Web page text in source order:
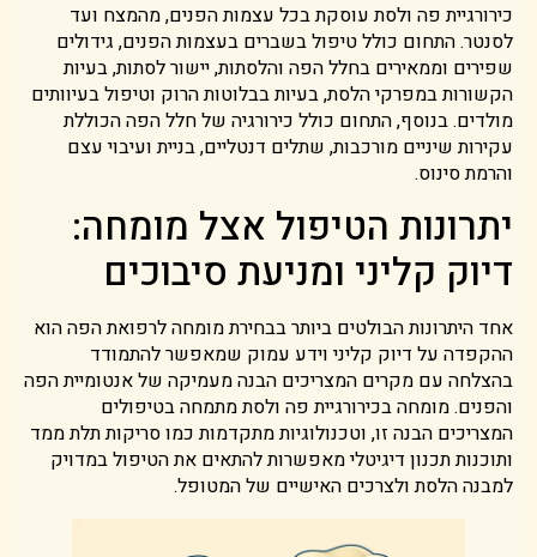
כירורגיית פה ולסת עוסקת בכל עצמות הפנים, מהמצח ועד
לסנטר. התחום כולל טיפול בשברים בעצמות הפנים, גידולים
שפירים וממאירים בחלל הפה והלסתות, יישור לסתות, בעיות
הקשורות במפרקי הלסת, בעיות בבלוטות הרוק וטיפול בעיוותים
מולדים. בנוסף, התחום כולל כירורגיה של חלל הפה הכוללת
עקירות שיניים מורכבות, שתלים דנטליים, בניית ועיבוי עצם
והרמת סינוס.
יתרונות הטיפול אצל מומחה:
דיוק קליני ומניעת סיבוכים
אחד היתרונות הבולטים ביותר בבחירת מומחה לרפואת הפה הוא
ההקפדה על דיוק קליני וידע עמוק שמאפשר להתמודד
בהצלחה עם מקרים המצריכים הבנה מעמיקה של אנטומיית הפה
והפנים. מומחה בכירורגיית פה ולסת מתמחה בטיפולים
המצריכים הבנה זו, וטכנולוגיות מתקדמות כמו סריקות תלת ממד
ותוכנות תכנון דיגיטלי מאפשרות להתאים את הטיפול במדויק
למבנה הלסת ולצרכים האישיים של המטופל.